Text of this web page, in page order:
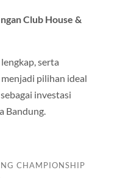
Club House &
serta
pilihan ideal
investasi
Bandung.
CHAMPIONSHIP